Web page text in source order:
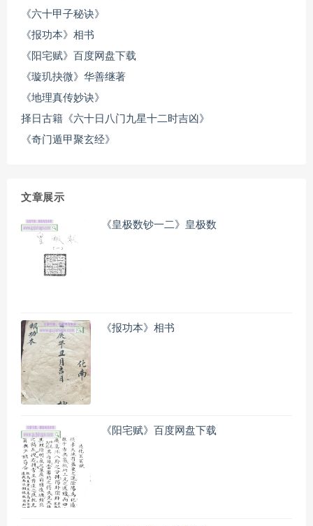
《六十甲子秘诀》
《报功本》相书
《阳宅赋》百度网盘下载
《璇玑抉微》华善继著
《地理真传妙诀》
择日古籍《六十日八门九星十二时吉凶》
《奇门遁甲聚玄经》
文章展示
《皇极数钞一二》皇极数
《报功本》相书
《阳宅赋》百度网盘下载